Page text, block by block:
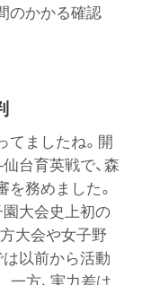
のかかる確認
てましたね。開
台育英戦で、森
を務めました。
園大会史上初の
大会や女子野
は以前から活動